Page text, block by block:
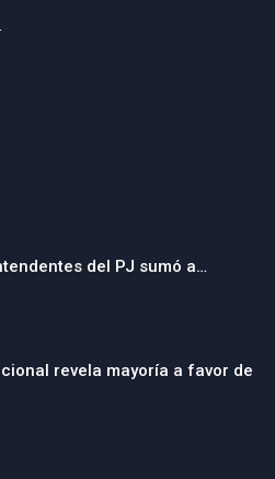
del PJ sumó a…
revela mayoría a favor de